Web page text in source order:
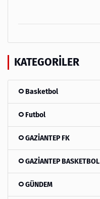
KATEGORILER
Basketbol
Futbol
GAZİANTEP FK
GAZİANTEP BASKETBOL
GÜNDEM